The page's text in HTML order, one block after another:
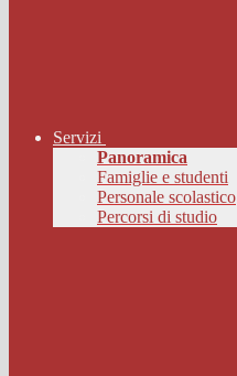
Servizi
Panoramica
Famiglie e studenti
Personale scolastico
Percorsi di studio